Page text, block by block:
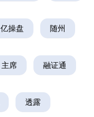
亿操盘 随州
主席 融证通
透露